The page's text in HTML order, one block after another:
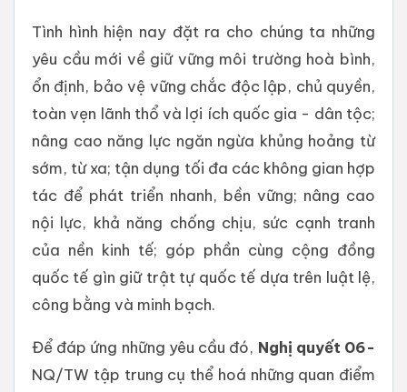
Tình hình hiện nay đặt ra cho chúng ta những
yêu cầu mới về giữ vững môi trường hoà bình,
ổn định, bảo vệ vững chắc độc lập, chủ quyền,
toàn vẹn lãnh thổ và lợi ích quốc gia - dân tộc;
nâng cao năng lực ngăn ngừa khủng hoảng từ
sớm, từ xa; tận dụng tối đa các không gian hợp
tác để phát triển nhanh, bền vững; nâng cao
nội lực, khả năng chống chịu, sức cạnh tranh
của nền kinh tế; góp phần cùng cộng đồng
quốc tế gìn giữ trật tự quốc tế dựa trên luật lệ,
công bằng và minh bạch.
Để đáp ứng những yêu cầu đó, Nghị quyết 06-
NQ/TW tập trung cụ thể hoá những quan điểm